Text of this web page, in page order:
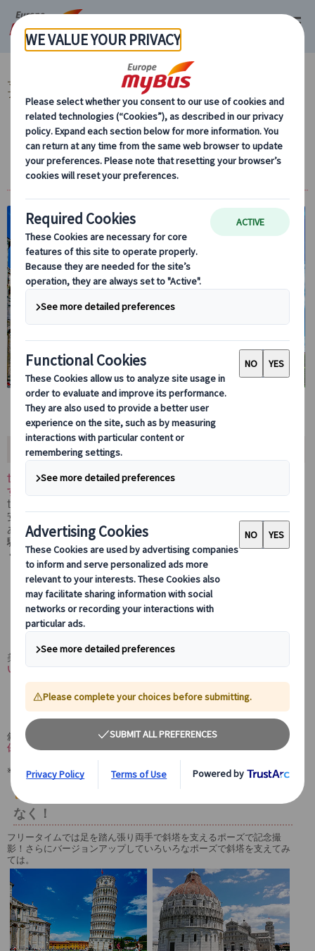
マイバス・ヨーロッパ イタリア (45) フィレンツェ (8)
フィレンツェ発 ピサの斜塔 (4)
ピサの斜塔予約入場チケット付き！ 午前観
光/午後観光
おすすめポイント
世界で最も有名なピサの斜塔を訪れるプライベート半日ツアーで
す。
世界的に有名なピサの斜塔を訪れるプライベート半日ツアーです。
安心の日本語ガイド同行で世界遺産地区をご案内。ミラコリ広場に
あるピサの斜塔に入場し、階段約270段を登ってその傾き加減を体
験しましょう。斜塔の頂上からは、ビロードのような緑の芝生と白
く輝くドゥオーモや洗礼堂を見下ろすことができます。
世界遺産のピサの斜塔、白い荘厳なドゥオー
モ、美しい宝石箱・洗礼堂があるピサへ専用車で
出発
美しいトスカーナ州を横断して
います。まずは車窓から景色を楽しむ旅に出発です。
ピサの斜塔の予約入場を確保。傾き加減を実
感しながら、斜塔に登ろう！
斜塔の入場は完全予約制ですが、マイバスではしっかり予約を事前確
保。
約270段の斜塔に実際に登って、その傾き加減を体験して下さい。
※8歳未満のお子様は安全規則上 斜塔に上ることができません。
緑の芝生の上で斜塔を支えるポーズをお忘れ
なく！
フリータイムでは足を踏ん張り両手で斜塔を支えるポーズで記念撮
影！さらにバージョンアップしていろいろなポーズで斜塔を支えてみ
ては。